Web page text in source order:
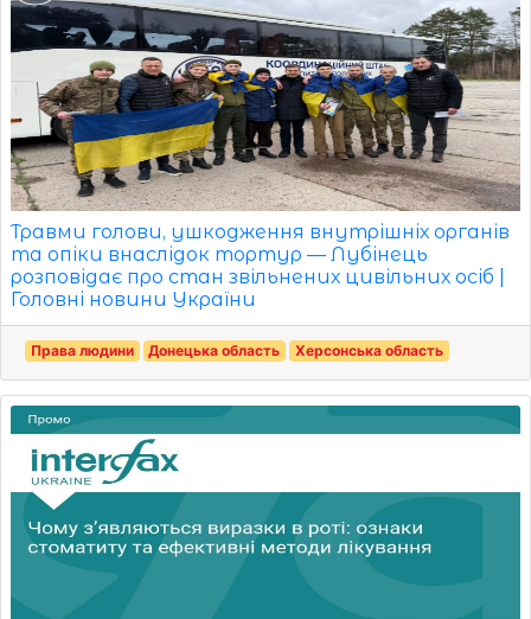
Травми голови, ушкодження внутрішніх органів
та опіки внаслідок тортур — Лубінець
розповідає про стан звільнених цивільних осіб |
Головні новини України
Права людини Донецька область Херсонська область